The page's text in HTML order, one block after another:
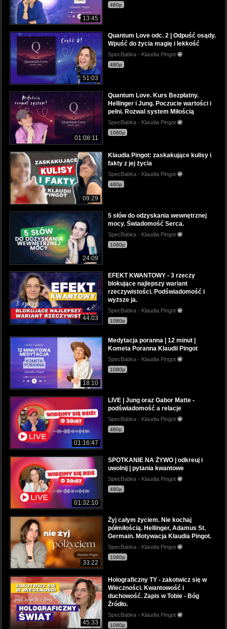
13:45
480p
51:03
Quantum Love odc. 2 | Odpuść osądy.
Wpuść do życia magię i lekkość
SpecBabka - Klaudia Pingot
480p
01:08:11
Quantum Love. Kurs Bezpłatny.
Hellinger i Jung. Poczucie wartości i
pełni. Rozwal system Miłością
SpecBabka - Klaudia Pingot
1080p
09:29
Klaudia Pingot: zaskakujące kulisy i
fakty z jej życia
SpecBabka - Klaudia Pingot
480p
24:09
5 słów do odzyskania wewnętrznej
mocy. Świadomość Serca.
SpecBabka - Klaudia Pingot
1080p
44:03
EFEKT KWANTOWY - 3 rzeczy
blokujące najlepszy wariant
rzeczywistości. Podświadomość i
wyższe ja.
SpecBabka - Klaudia Pingot
1080p
18:10
Medytacja poranna | 12 minut |
Kometa Poranna Klaudii Pingot
SpecBabka - Klaudia Pingot
1080p
01:16:47
LIVE | Jung oraz Gabor Matte -
podświadomość a relacje
SpecBabka - Klaudia Pingot
480p
01:32:10
SPOTKANIE NA ŻYWO | odkreuj i
uwolnij | pytania kwantowe
SpecBabka - Klaudia Pingot
480p
33:22
Żyj całym życiem. Nie kochaj
półmiłością. Hellinger, Adamus St.
Germain. Motywacja Klaudia Pingot.
SpecBabka - Klaudia Pingot
1080p
45:33
Holograficzny TY - zakotwicz się w
Wieczności. Kwantowość i
duchowość. Zapis w Tobie - Bóg
Źródło.
SpecBabka - Klaudia Pingot
1080p